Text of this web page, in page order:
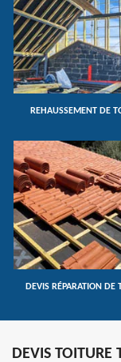
REHAUSSEMENT DE
DEVIS RÉPARATION DE
DEVIS TOITURE